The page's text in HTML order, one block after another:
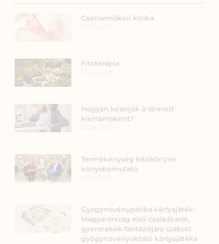
Csecsemőkori kólika
Fitoterápia
Hogyan kezeljük a stresszt
kismamaként?
Termékenység kézikönyve
könyvbemutató
Gyógynövénypatika kártyajáték-
Magyarország első családbarát,
gyermekek fantáziájára szabott
gyógynövényoktató kártyajátéka